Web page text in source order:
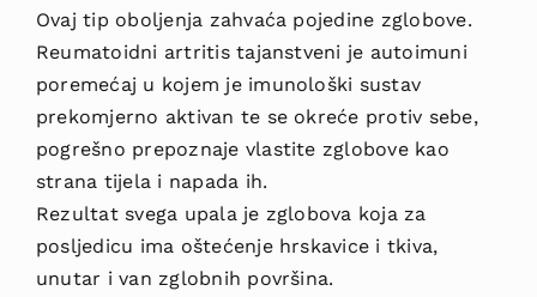
Ovaj tip oboljenja zahvaća pojedine zglobove.
Reumatoidni artritis tajanstveni je autoimuni
poremećaj u kojem je imunološki sustav
prekomjerno aktivan te se okreće protiv sebe,
pogrešno prepoznaje vlastite zglobove kao
strana tijela i napada ih.
Rezultat svega upala je zglobova koja za
posljedicu ima oštećenje hrskavice i tkiva,
unutar i van zglobnih površina.